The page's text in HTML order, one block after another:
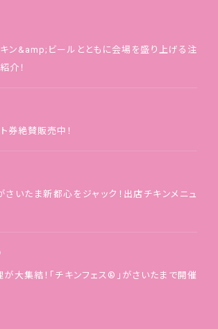
キン&amp;ビールとともに会場を盛り上げる注
介！
券絶賛販売中！
いたま新都心をジャック！出店チキンメニュ
大集結！「チキンフェス®」がさいたまで開催